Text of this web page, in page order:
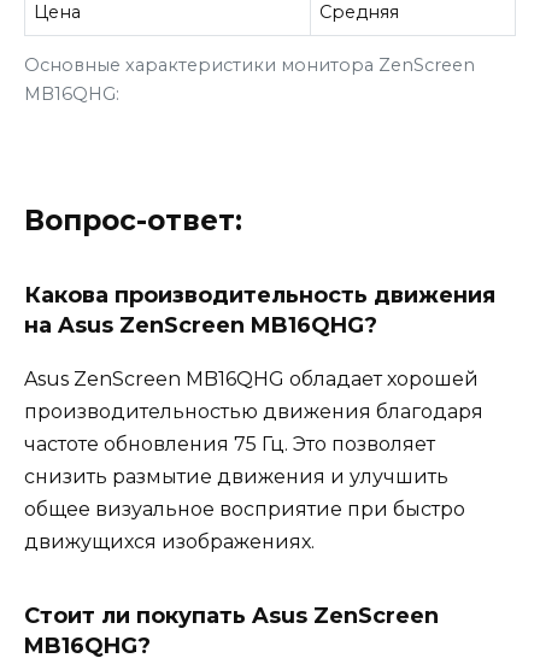
Основные характеристики монитора ZenScreen
MB16QHG:
Цена Средняя
Вопрос-ответ:
Какова производительность движения
на Asus ZenScreen MB16QHG?
Asus ZenScreen MB16QHG обладает хорошей
производительностью движения благодаря
частоте обновления 75 Гц. Это позволяет
снизить размытие движения и улучшить
общее визуальное восприятие при быстро
движущихся изображениях.
Стоит ли покупать Asus ZenScreen
MB16QHG?